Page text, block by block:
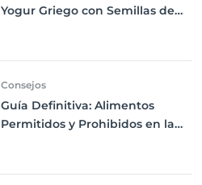
Yogur Griego con Semillas de
Consejos
Guía Definitiva: Alimentos
Permitidos y Prohibidos en la